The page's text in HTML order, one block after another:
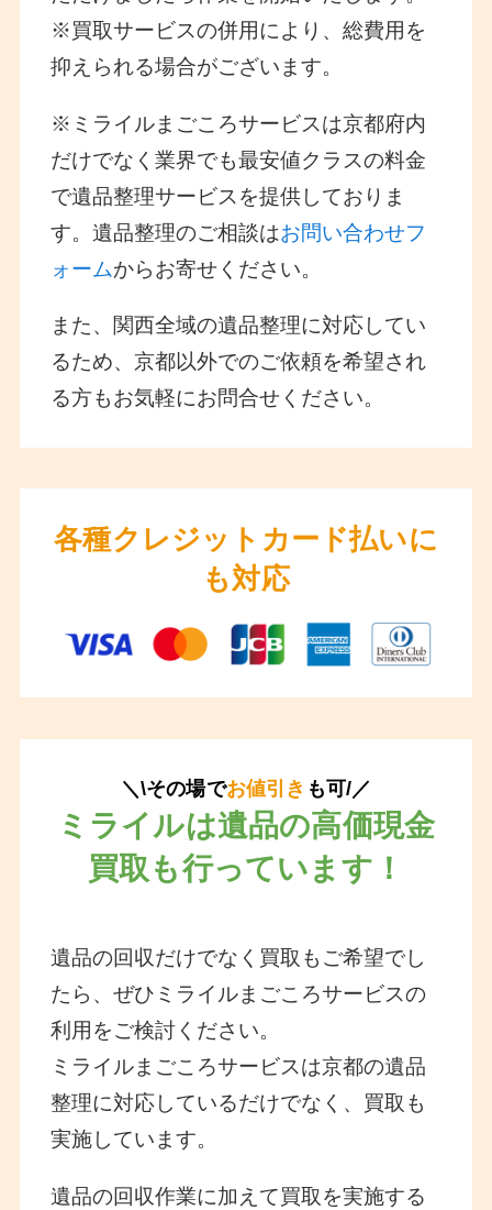
※買取サービスの併用により、総費用を
抑えられる場合がございます。
※ミライルまごころサービスは京都府内
だけでなく業界でも最安値クラスの料金
で遺品整理サービスを提供しておりま
す。遺品整理のご相談はお問い合わせフ
ォームからお寄せください。
また、関西全域の遺品整理に対応してい
るため、京都以外でのご依頼を希望され
る方もお気軽にお問合せください。
各種クレジットカード払いに
も対応
＼\その場でお値引き も可/／
ミライルは遺品の高価現金
買取も行っています！
遺品の回収だけでなく買取もご希望でし
たら、ぜひミライルまごころサービスの
利用をご検討ください。
ミライルまごころサービスは京都の遺品
整理に対応しているだけでなく、買取も
実施しています。
遺品の回収作業に加えて買取を実施する